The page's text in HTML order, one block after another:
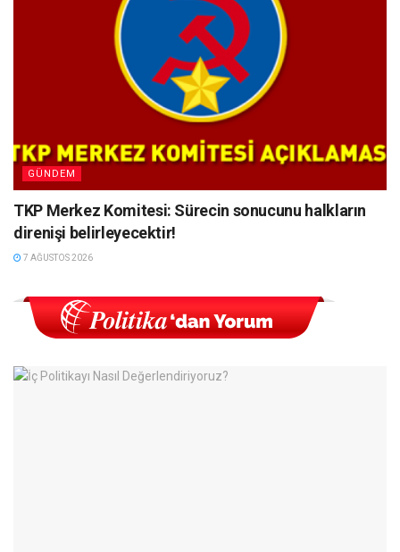
GÜNDEM
TKP Merkez Komitesi: Sürecin sonucunu halkların
direnişi belirleyecektir!
7 AĞUSTOS 2026